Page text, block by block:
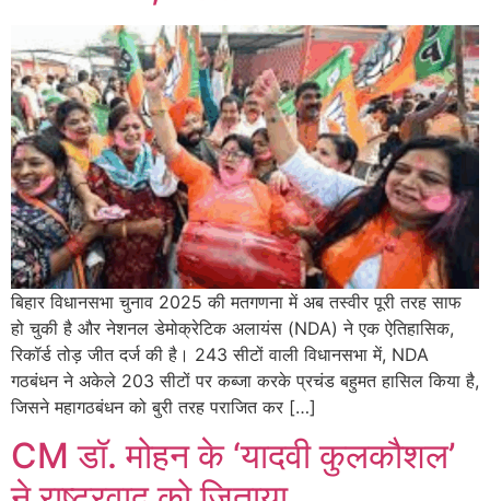
बिहार विधानसभा चुनाव 2025 की मतगणना में अब तस्वीर पूरी तरह साफ
हो चुकी है और नेशनल डेमोक्रेटिक अलायंस (NDA) ने एक ऐतिहासिक,
रिकॉर्ड तोड़ जीत दर्ज की है। 243 सीटों वाली विधानसभा में, NDA
गठबंधन ने अकेले 203 सीटों पर कब्जा करके प्रचंड बहुमत हासिल किया है,
जिसने महागठबंधन को बुरी तरह पराजित कर […]
CM डॉ. मोहन के ‘यादवी कुलकौशल’